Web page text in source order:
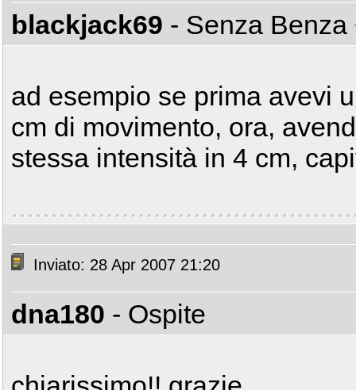
blackjack69 - Senza Benza
ad esempio se prima avevi
cm di movimento, ora,
stessa intensità in 4 cm,
Inviato: 28 Apr 2007 21:20
dna180 - Ospite